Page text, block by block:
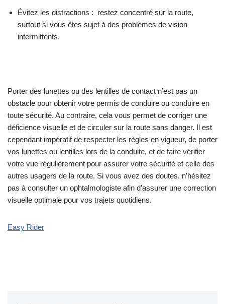
Évitez les distractions : restez concentré sur la route,
surtout si vous êtes sujet à des problèmes de vision
intermittents.
Porter des lunettes ou des lentilles de contact n’est pas un
obstacle pour obtenir votre permis de conduire ou conduire en
toute sécurité. Au contraire, cela vous permet de corriger une
déficience visuelle et de circuler sur la route sans danger. Il est
cependant impératif de respecter les règles en vigueur, de porter
vos lunettes ou lentilles lors de la conduite, et de faire vérifier
votre vue régulièrement pour assurer votre sécurité et celle des
autres usagers de la route. Si vous avez des doutes, n’hésitez
pas à consulter un ophtalmologiste afin d’assurer une correction
visuelle optimale pour vos trajets quotidiens.
Easy Rider